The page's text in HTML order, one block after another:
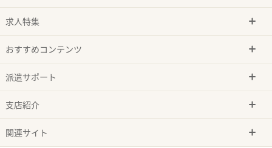
求人特集
おすすめコンテンツ
派遣サポート
支店紹介
関連サイト